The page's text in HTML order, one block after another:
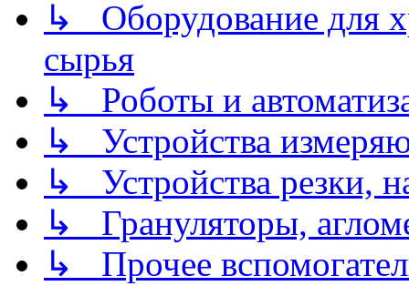
↳ Оборудование для
сырья
↳ Роботы и
↳ Устройства
↳ Устройства резки,
↳ Грануляторы,
↳ Прочее